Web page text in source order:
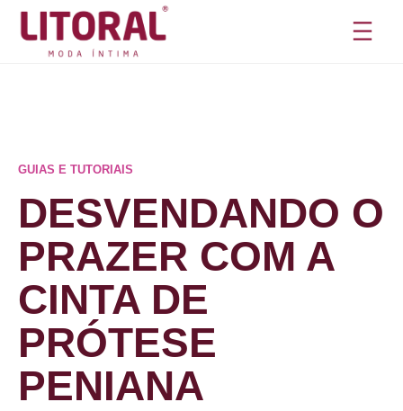
Pular
GUIAS E TUTORIAIS
DESVENDANDO O
PRAZER COM A
CINTA DE
PRÓTESE
PENIANA